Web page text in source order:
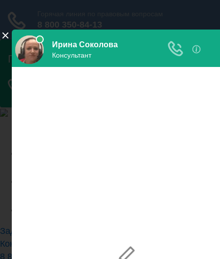
Задать вопрос юристу
Контакты
8 800 350-84-13 (доб.